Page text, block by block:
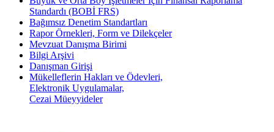
Standardı (BOBİ FRS)
Bağımsız Denetim Standartları
Rapor Örnekleri, Form ve Dilekçeler
Mevzuat Danışma Birimi
Bilgi Arşivi
Danışman Girişi
Mükelleflerin Hakları ve Ödevleri,
Elektronik Uygulamalar,
Cezai Müeyyideler